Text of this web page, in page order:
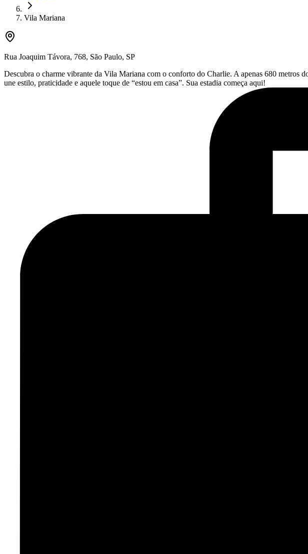
Vila Mariana
Rua Joaquim Távora, 768, São Paulo, SP
Descubra o charme vibrante da Vila Mariana com o conforto do Charlie. A apenas 680 metros
une estilo, praticidade e aquele toque de “estou em casa”. Sua estadia começa aqui!